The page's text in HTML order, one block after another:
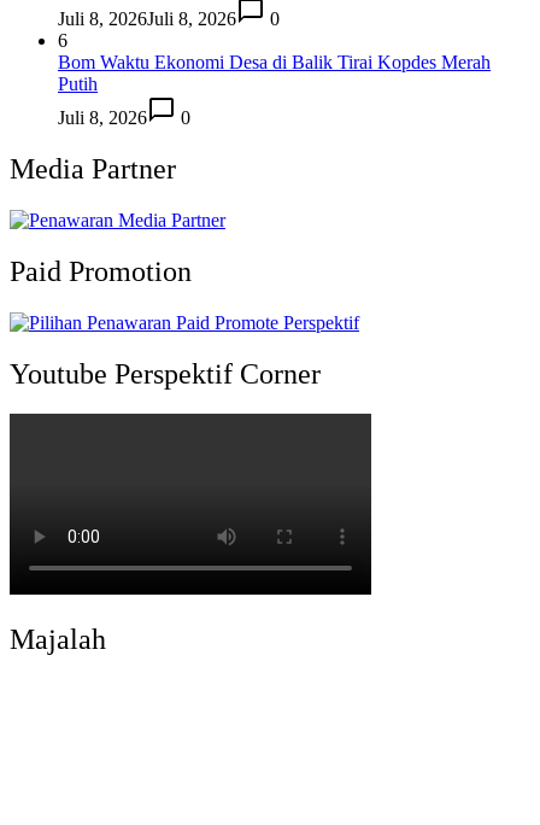
Juli 8, 2026Juli 8, 2026
0
6
Bom Waktu Ekonomi Desa di Balik Tirai Kopdes Merah
Putih
Juli 8, 2026
0
Media Partner
Paid Promotion
Youtube Perspektif Corner
Majalah